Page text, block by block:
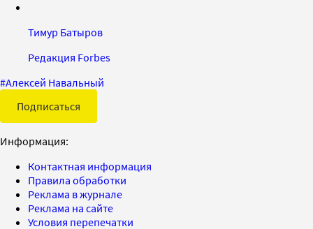
Тимур Батыров
Редакция Forbes
#Алексей Навальный
Подписаться
Информация:
Контактная информация
Правила обработки
Реклама в журнале
Реклама на сайте
Условия перепечатки